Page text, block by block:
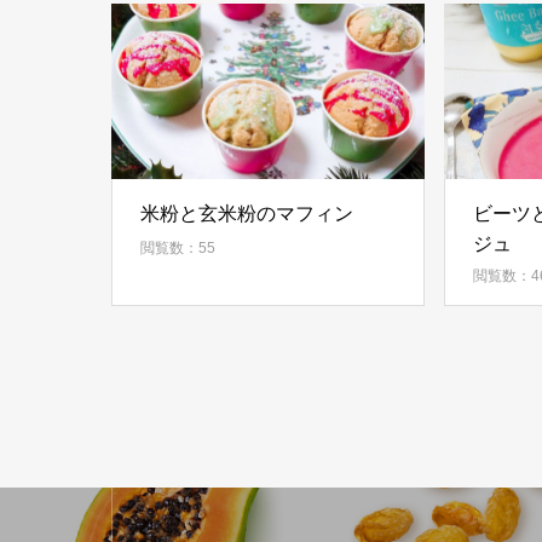
米粉と玄米粉のマフィン
閲覧数：55
ビーツ
ジュ
閲覧数：